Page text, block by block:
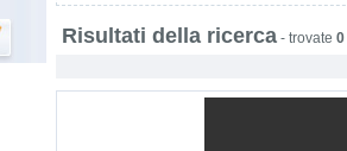
Risultati della ricerca - trovate 0